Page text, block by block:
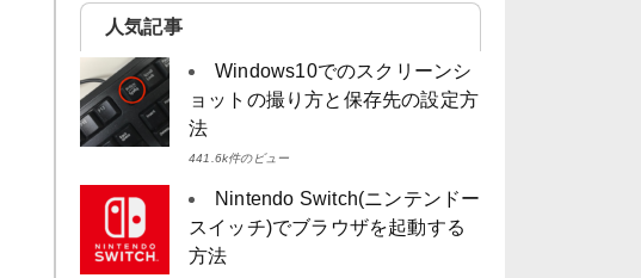
人気記事
Windows10でのスクリーンシ
ョットの撮り方と保存先の設定方
法
441.6k件のビュー
Nintendo Switch(ニンテンドー
スイッチ)でブラウザを起動する
方法